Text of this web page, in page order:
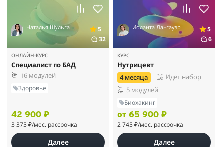
Наталья Шульга
5
32
ОНЛАЙН-КУРС
Специалист по БАД
16 модулей
Здоровье
42 900 ₽
3 375 ₽/мес. рассрочка
Далее
Иоланта Лангауэр
5
6
КУРС
Нутрицевт
4 месяца
Идет набор
5 модулей
Биохакинг
от 65 900 ₽
2 745 ₽/мес. рассрочка
Далее